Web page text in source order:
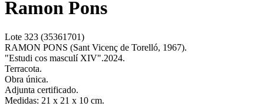
Ramon Pons
Lote 323 (35361701)
RAMON PONS (Sant Vicenç de Torelló, 1967).
"Estudi cos masculí XIV".2024.
Terracota.
Obra única.
Adjunta certificado.
Medidas: 21 x 21 x 10 cm.